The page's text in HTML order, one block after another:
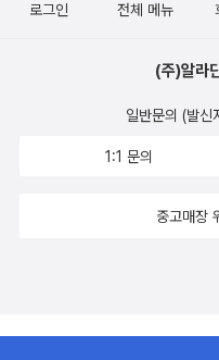
로그인 전체 메뉴
(주)알라
일반문의 (발신
1:1 문의
중고매장